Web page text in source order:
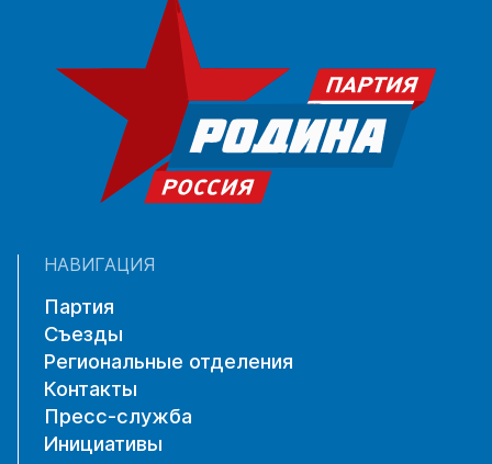
НАВИГАЦИЯ
Партия
Съезды
Региональные отделения
Контакты
Пресс-служба
Инициативы